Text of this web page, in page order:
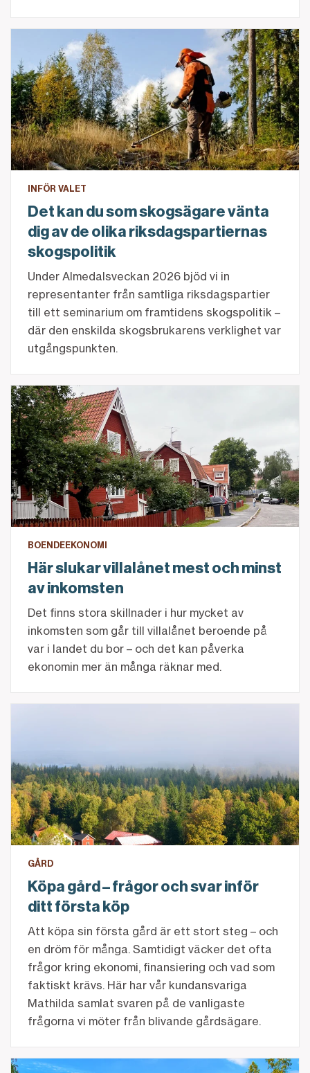
Det kan du som skogsägare vänta dig av de olika
INFÖR VALET
Det kan du som skogsägare vänta
dig av de olika riksdagspartiernas
skogspolitik
Under Almedalsveckan 2026 bjöd vi in
representanter från samtliga riksdagspartier
till ett seminarium om framtidens skogspolitik –
där den enskilda skogsbrukarens verklighet var
utgångspunkten.
Här slukar villalånet mest och minst av inkomsten
BOENDEEKONOMI
Här slukar villalånet mest och minst
av inkomsten
Det finns stora skillnader i hur mycket av
inkomsten som går till villalånet beroende på
var i landet du bor – och det kan påverka
ekonomin mer än många räknar med.
GÅRD
Köpa gård – frågor och svar inför
ditt första köp
Att köpa sin första gård är ett stort steg – och
en dröm för många. Samtidigt väcker det ofta
frågor kring ekonomi, finansiering och vad som
faktiskt krävs. Här har vår kundansvariga
Mathilda samlat svaren på de vanligaste
frågorna vi möter från blivande gårdsägare.
Sommarens småutgifter som kan bli tusenlappar